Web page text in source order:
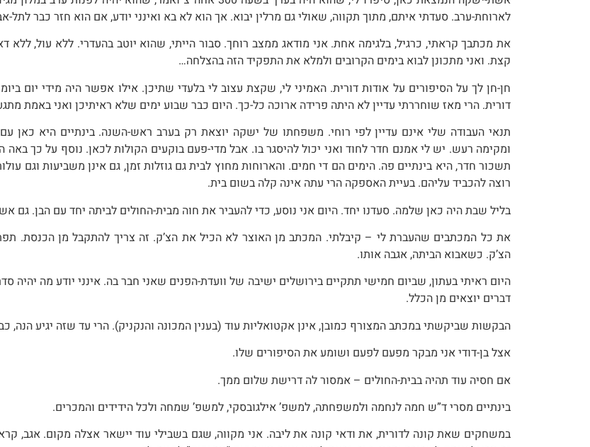
לארוחת-ערב. סעדתי איתם, מתוך תקווה, שאולי גם מרלין יבוא. אך הוא לא בא ואינני יודע, אם הוא חזר כבר לתל-
את מכתבך קראתי, כרגיל, בלגימה אחת. אני מודאג ממצב רוחך. סבור הייתי, שהוא יוטב בהעדרי. ללא עול,
קצת. ואני מתכונן לבוא בימים הקרובים ולמלא את התפקיד הזה בהצלחה…
חן-חן לך על הסיפורים על אודות דורית. האמיני לי, שקצת עצוב לי בלעדי שתיכן. אילו אפשר היה מידי יום
דורית. הרי מאז שוחררתי עדיין לא היתה פרידה ארוכה כל-כך. היום כבר שבוע ימים שלא ראיתיכן ואני באמת
תנאי העבודה שלי אינם עדיין לפי רוחי. משפחתו של ישקה יוצאת רק בערב ראש-השנה. בינתיים היא
ומקימה רעש. יש לי אמנם חדר לחוד ואני יכול להיסגר בו. אבל מדי-פעם בוקעים הקולות לכאן. נוסף על כך
תשכור חדר, היא בינתיים פה. הימים הם די חמים. והארוחות מחוץ לבית גם גוזלות זמן, גם אינן משביעות וגם
רוצה להכביד עליהם. בעיית האספקה הרי עתה אינה קלה בשום בית.
בליל שבת היה כאן שלמה. סעדנו יחד. היום אני נוסע, כדי להעביר את חוה מבית-החולים לביתה יחד עם הבן.
את כל המכתבים שהעברת לי – קיבלתי. המכתב מן האוצר לא הכיל את הצ’ק. זה צריך להתקבל מן הכנסת.
הצ’ק. כשאבוא הביתה, אגבה אותו.
היום ראיתי בעתון, שביום חמישי תתקיים בירושלים ישיבה של וועדת-הפנים שאני חבר בה. אינני יודע מה יהיה
דברים יוצאים מן הכלל.
הבקשות שביקשתי במכתב המצורף כמובן, אינן אקטואליות עוד (בענין המכונה והנקניק). הרי עד שזה יגיע הנה,
אצל בן-דודי אני מבקר מפעם לפעם ושומע את הסיפורים שלו.
אם חסיה עוד תהיה בבית-החולים – אמסור לה דרישת שלום ממך.
בינתיים מסרי ד”ש חמה לנחמה ולמשפחתה, למשפ’ אילגובסקי, למשפ’ שמחה ולכל הידידים והמכרים.
במשחקים שאת קונה לדורית, את ודאי קונה את ליבה. אני מקווה, שגם בשבילי עוד יישאר אצלה מקום. אגב,